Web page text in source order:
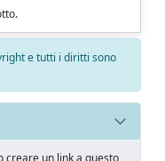
e tutti i diritti sono